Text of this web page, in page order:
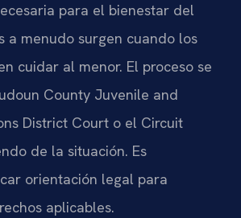
para el bienestar del
a menudo surgen cuando los
cuidar al menor. El proceso se
County Juvenile and
District Court o el Circuit
de la situación. Es
orientación legal para
aplicables.